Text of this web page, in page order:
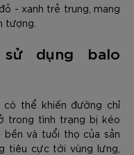
- xanh trẻ trung, mang
tượng.
dụng balo
có thể khiến đường chỉ
trong tình trạng bị kéo
và tuổi thọ của sản
tiêu cực tới vùng lưng,